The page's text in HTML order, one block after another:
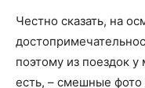
Честно сказать, на
поэтому из поездок
есть, – смешные